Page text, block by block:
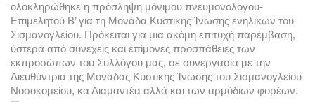
ολοκληρώθηκε η πρόσληψη μόνιμου πνευμονολόγου-
Επιμελητού Β’ για τη Μονάδα Κυστικής Ίνωσης ενηλίκων του
Σισμανογλείου. Πρόκειται για μια ακόμη επιτυχή παρέμβαση,
ύστερα από συνεχείς και επίμονες προσπάθειες των
εκπροσώπων του Συλλόγου μας, σε συνεργασία με την
Διευθύντρια της Μονάδας Κυστικής Ίνωσης του Σισμανογλείου
Νοσοκομείου, κα Διαμαντέα αλλά και των αρμόδιων φορέων.